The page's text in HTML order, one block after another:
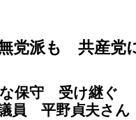
党派も 共産党
保守 受け継ぐ
員 平野貞夫さん